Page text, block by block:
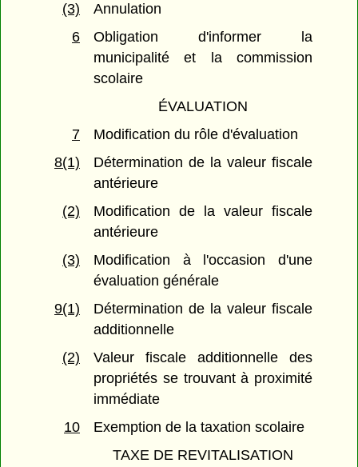
(3)
Annulation
6
Obligation d'informer la
municipalité et la commission
scolaire
ÉVALUATION
7
Modification du rôle d'évaluation
8(1)
Détermination de la valeur fiscale
antérieure
(2)
Modification de la valeur fiscale
antérieure
(3)
Modification à l'occasion d'une
évaluation générale
9(1)
Détermination de la valeur fiscale
additionnelle
(2)
Valeur fiscale additionnelle des
propriétés se trouvant à proximité
immédiate
10
Exemption de la taxation scolaire
TAXE DE REVITALISATION